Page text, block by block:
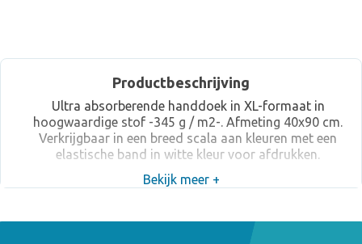
Productbeschrijving
Ultra absorberende handdoek in XL-formaat in
hoogwaardige stof -345 g / m2-. Afmeting 40x90 cm.
Verkrijgbaar in een breed scala aan kleuren met een
elastische band in witte kleur voor afdrukken.
Bekijk meer +